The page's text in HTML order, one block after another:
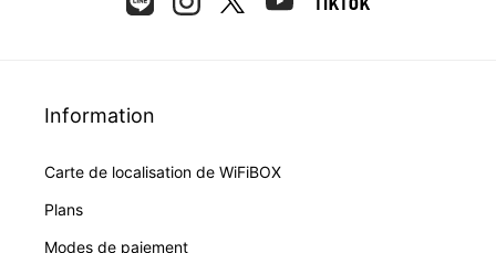
Information
Carte de localisation de WiFiBOX
Plans
Modes de paiement